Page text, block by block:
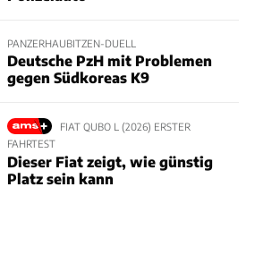
PANZERHAUBITZEN-DUELL
Deutsche PzH mit Problemen
gegen Südkoreas K9
FIAT QUBO L (2026) ERSTER
FAHRTEST
Dieser Fiat zeigt, wie günstig
Platz sein kann